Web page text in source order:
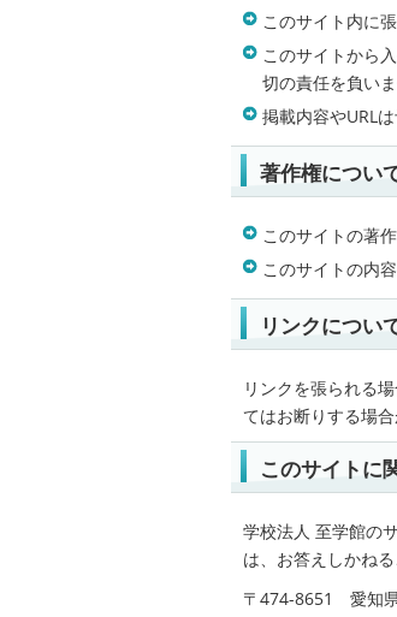
このサイト内に
このサイトから
切の責任を負いま
掲載内容やURL
著作権につい
このサイトの著
このサイトの内
リンクについ
リンクを張られる
てはお断りする場
このサイトに
学校法人 至学館の
は、お答えしかね
〒474-8651 愛知